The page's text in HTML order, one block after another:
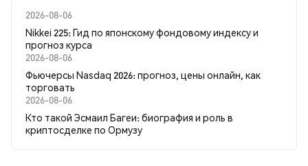
2026-08-06
Nikkei 225: Гид по японскому фондовому индексу и
прогноз курса
2026-08-06
Фьючерсы Nasdaq 2026: прогноз, цены онлайн, как
торговать
2026-08-06
Кто такой Эсмаил Багеи: биография и роль в
криптосделке по Ормузу